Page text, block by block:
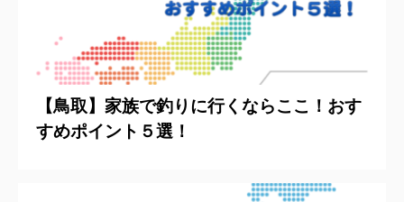
【鳥取】家族で釣りに行くならここ！おす
すめポイント５選！